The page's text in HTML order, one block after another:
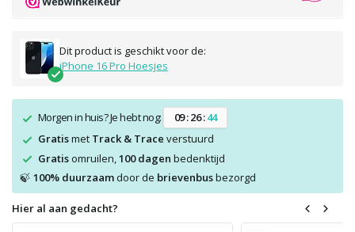
Dit product is geschikt voor de:
iPhone 16 Pro Hoesjes
Morgen in huis? Je hebt nog: 09:26:44
Gratismet Track & Trace verstuurd
Gratisomruilen, 100 dagen bedenktijd
🍃 100% duurzaamdoor de brievenbusbezorgd
Hier al aan gedacht?